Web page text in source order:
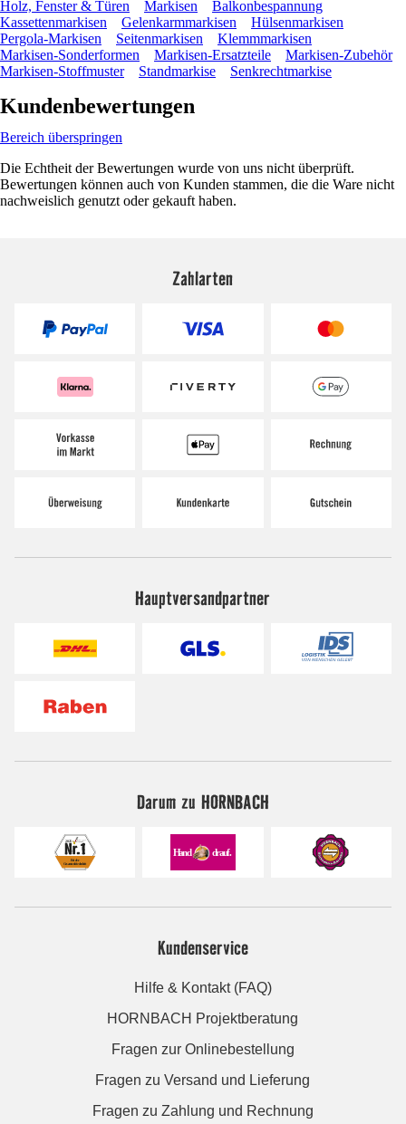
Holz, Fenster & Türen Markisen
Balkonbespannung
Kassettenmarkisen
Gelenkarmmarkisen
Hülsenmarkisen
Pergola-Markisen
Seitenmarkisen
Klemmmarkisen
Markisen-Sonderformen
Markisen-Ersatzteile
Markisen-Zubehör
Markisen-Stoffmuster
Standmarkise Senkrechtmarkise
Kundenbewertungen
Bereich überspringen
Die Echtheit der Bewertungen wurde von uns nicht überprüft.
Bewertungen können auch von Kunden stammen, die die Ware nicht
nachweislich genutzt oder gekauft haben.
Zahlarten
Hauptversandpartner
Darum zu HORNBACH
Kundenservice
Hilfe & Kontakt (FAQ)
HORNBACH Projektberatung
Fragen zur Onlinebestellung
Fragen zu Versand und Lieferung
Fragen zu Zahlung und Rechnung